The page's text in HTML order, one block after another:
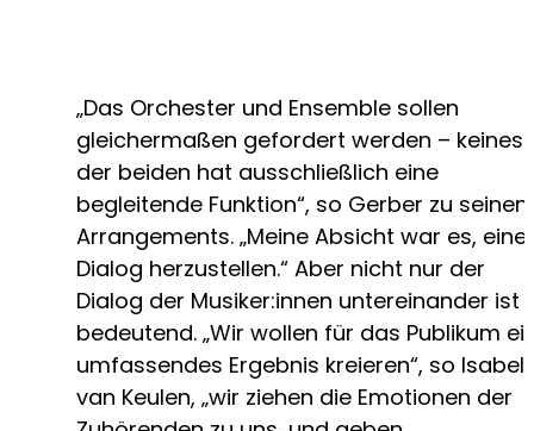
„Das Orchester und Ensemble sollen
gleichermaßen gefordert werden – keines
der beiden hat ausschließlich eine
begleitende Funktion“, so Gerber zu seinen
Arrangements. „Meine Absicht war es,
Dialog herzustellen.“ Aber nicht nur der
Dialog der Musiker:innen untereinander ist
bedeutend. „Wir wollen für das Publikum
umfassendes Ergebnis kreieren“, so
van Keulen, „wir ziehen die Emotionen der